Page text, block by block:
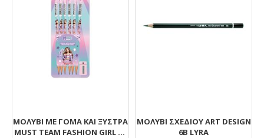
ΜΟΛΎΒΙ ΜΕ ΓΌΜΑ ΚΑΙ ΞΎΣΤΡΑ
MUST TEAM FASHION GIRL ΣΕ
ΜΟΛΥΒΙ ΣΧΕΔΙΟΥ ART DESIGN
6B LYRA